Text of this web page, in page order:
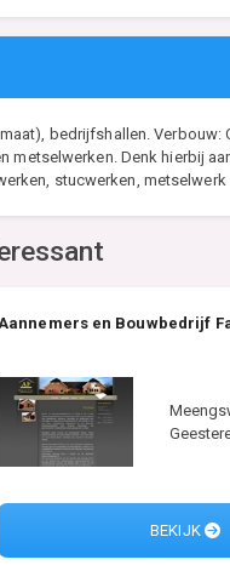
bedrijfshallen.
metselwerken. Denk hierbij
stucwerken, metselwerk
Aannemers en Bouwbedrijf
BEKIJK